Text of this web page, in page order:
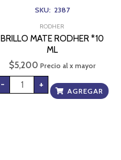
SKU: 2387
RODHER
BRILLO MATE RODHER *10
ML
$5,200 Precio al x mayor
- +
AGREGAR